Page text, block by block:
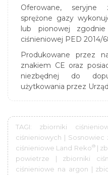
Oferowane, seryjne
sprężone gazy
lub pionowej
ciśnieniowej PED 2014/
Produkowane przez
znakiem CE oraz
niezbędnej do
użytkowania przez
TAGI: zbiorniki
ciśnieniowych |
ciśnieniowe Land Reko®|
powietrze | zbiorniki
ciśnieniowe na argon |